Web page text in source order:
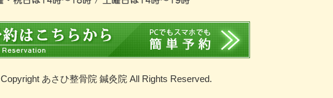
Copyright あさひ整骨院 鍼灸院 All Rights Reserved.